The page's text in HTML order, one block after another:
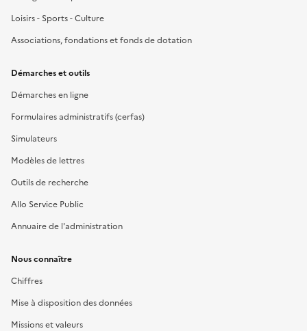
Loisirs - Sports - Culture
Associations, fondations et fonds de dotation
Démarches et outils
Démarches en ligne
Formulaires administratifs (cerfas)
Simulateurs
Modèles de lettres
Outils de recherche
Allo Service Public
Annuaire de l'administration
Nous connaître
Chiffres
Mise à disposition des données
Missions et valeurs